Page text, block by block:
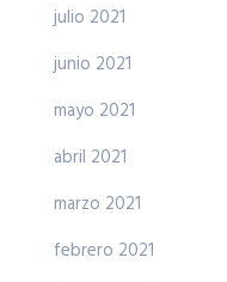
julio 2021
junio 2021
mayo 2021
abril 2021
marzo 2021
febrero 2021